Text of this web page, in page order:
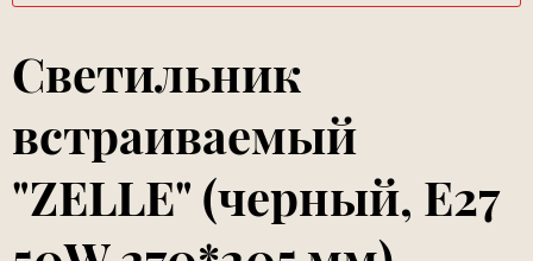
Светильник
встраиваемый
"ZELLE" (черный, E27